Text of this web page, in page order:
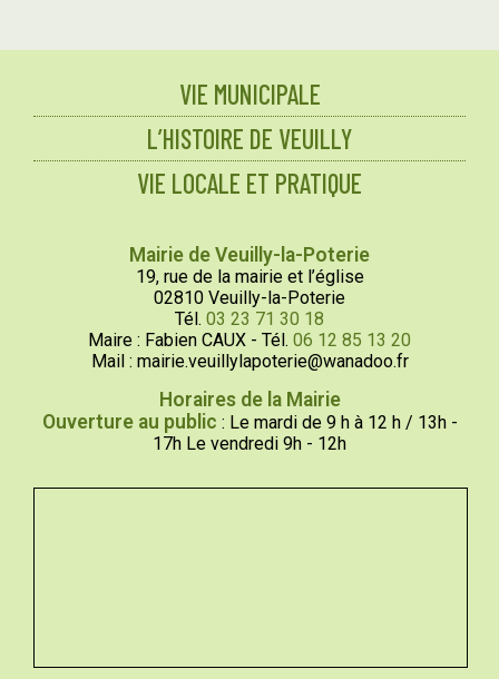
VIE MUNICIPALE
L’HISTOIRE DE VEUILLY
VIE LOCALE ET PRATIQUE
Mairie de Veuilly-la-Poterie
19, rue de la mairie et l’église
02810 Veuilly-la-Poterie
Tél. 03 23 71 30 18
Maire : Fabien CAUX - Tél. 06 12 85 13 20
Mail : mairie.veuillylapoterie@wanadoo.fr
Horaires de la Mairie
Ouverture au public : Le mardi de 9 h à 12 h / 13h -
17h Le vendredi 9h - 12h